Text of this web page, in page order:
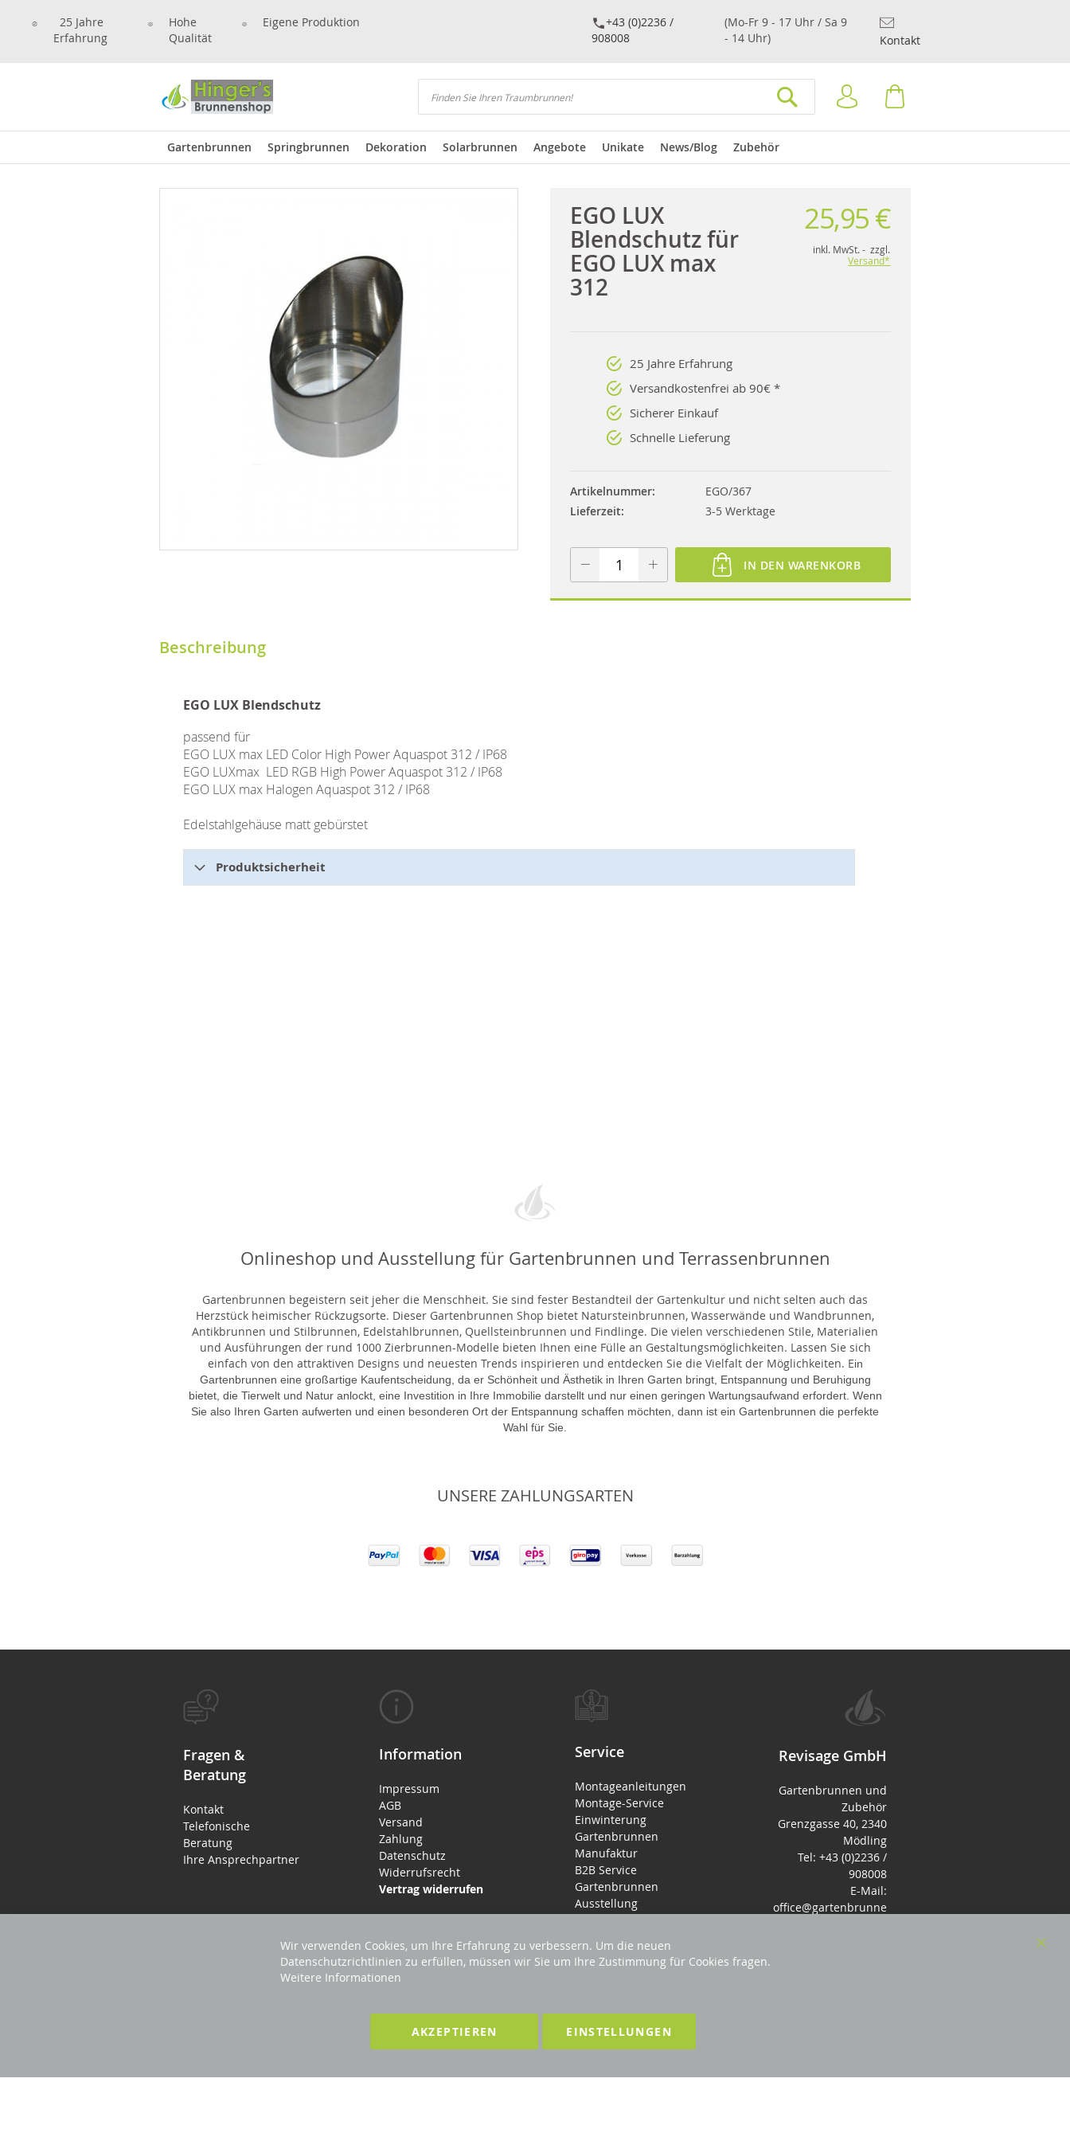
25 Jahre
Erfahrung
Hohe
Qualität
Eigene Produktion
+43 (0)2236 /
908008
(Mo-Fr 9 - 17 Uhr / Sa 9
- 14 Uhr)
Kontakt
Suchen
Anmelden
Gartenbrunnen Springbrunnen Dekoration Solarbrunnen Angebote Unikate News/Blog Zubehör
EGO LUX
Blendschutz für
EGO LUX max
312
25,95 €
inkl. MwSt. - zzgl.
Versand*
25 Jahre Erfahrung
Versandkostenfrei ab 90€ *
Sicherer Einkauf
Schnelle Lieferung
Artikelnummer
EGO/367
Lieferzeit
3-5 Werktage
IN DEN WARENKORB
Beschreibung
EGO LUX Blendschutz
passend für
EGO LUX max LED Color High Power Aquaspot 312 / IP68
EGO LUXmax LED RGB High Power Aquaspot 312 / IP68
EGO LUX max Halogen Aquaspot 312 / IP68
Edelstahlgehäuse matt gebürstet
Produktsicherheit
Onlineshop und Ausstellung für Gartenbrunnen und Terrassenbrunnen
Gartenbrunnen begeistern seit jeher die Menschheit. Sie sind fester Bestandteil der Gartenkultur und nicht selten auch das
Herzstück heimischer Rückzugsorte. Dieser Gartenbrunnen Shop bietet Natursteinbrunnen, Wasserwände und Wandbrunnen,
Antikbrunnen und Stilbrunnen, Edelstahlbrunnen, Quellsteinbrunnen und Findlinge. Die vielen verschiedenen Stile, Materialien
und Ausführungen der rund 1000 Zierbrunnen-Modelle bieten Ihnen eine Fülle an Gestaltungsmöglichkeiten. Lassen Sie sich
einfach von den attraktiven Designs und neuesten Trends inspirieren und entdecken Sie die Vielfalt der Möglichkeiten. Ein
Gartenbrunnen eine großartige Kaufentscheidung, da er Schönheit und Ästhetik in Ihren Garten bringt, Entspannung und Beruhigung
bietet, die Tierwelt und Natur anlockt, eine Investition in Ihre Immobilie darstellt und nur einen geringen Wartungsaufwand erfordert. Wenn
Sie also Ihren Garten aufwerten und einen besonderen Ort der Entspannung schaffen möchten, dann ist ein Gartenbrunnen die perfekte
Wahl für Sie.
UNSERE ZAHLUNGSARTEN
Fragen &
Beratung
Kontakt
Telefonische
Beratung
Ihre Ansprechpartner
Information
Impressum
AGB
Versand
Zahlung
Datenschutz
Widerrufsrecht
Vertrag widerrufen
Service
Montageanleitungen
Montage-Service
Einwinterung
Gartenbrunnen
Manufaktur
B2B Service
Gartenbrunnen
Ausstellung
Revisage GmbH
Gartenbrunnen und
Zubehör
Grenzgasse 40, 2340
Mödling
Tel: +43 (0)2236 /
908008
E-Mail:
office@gartenbrunne
Wir verwenden Cookies, um Ihre Erfahrung zu verbessern. Um die neuen
Datenschutzrichtlinien zu erfüllen, müssen wir Sie um Ihre Zustimmung für Cookies fragen.
Weitere Informationen
AKZEPTIEREN EINSTELLUNGEN